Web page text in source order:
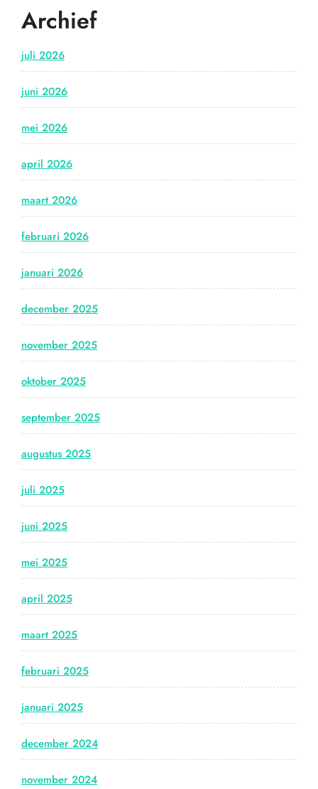
Archief
juli 2026
juni 2026
mei 2026
april 2026
maart 2026
februari 2026
januari 2026
december 2025
november 2025
oktober 2025
september 2025
augustus 2025
juli 2025
juni 2025
mei 2025
april 2025
maart 2025
februari 2025
januari 2025
december 2024
november 2024